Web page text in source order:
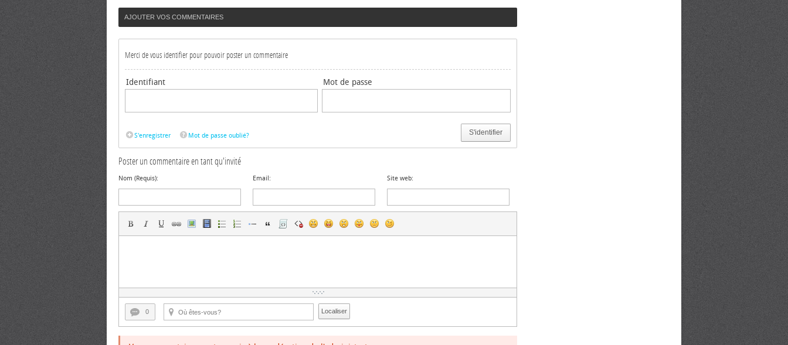
AJOUTER VOS COMMENTAIRES
Merci de vous identifier pour pouvoir poster un commentaire
Identifiant Mot de passe
S'identifier
S'enregistrer Mot de passe oublié?
Poster un commentaire en tant qu'invité
Nom (Requis): Email: Site web:
0 Localiser